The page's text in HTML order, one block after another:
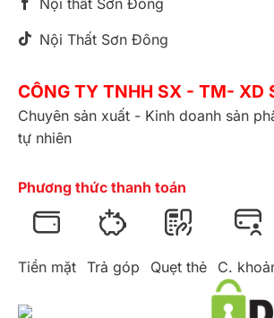
Nội thất Sơn Đông
Nội Thất Sơn Đông
CÔNG TY TNHH SX - TM- XD
Chuyên sản xuất - Kinh doanh sản
tự nhiên
Phương thức thanh toán
Tiền mặt Trả góp Quẹt thẻ C.